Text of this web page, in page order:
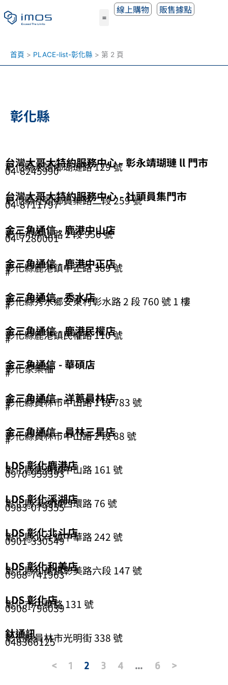
至
線上購物 販售據點
首頁 PLACE-list-彰化縣 第 2 頁
彰化縣
台灣大哥大特約服務中心 - 彰永靖瑚璉 ll 門市
彰化縣永靖鄉瑚璉路 129 號
04-8245990
台灣大哥大特約服務中心 - 社頭員集門市
彰化縣社頭鄉員集路二段 259 號
04-8711797
金三角通信 - 鹿港中山店
彰化市中山路 2 段 956 號
04-7280001
金三角通信 - 鹿港中正店
彰化縣鹿港鎮中正路 389 號
#
金三角通信 - 秀水店
彰化縣秀水鄉安東村彰水路 2 段 760 號 1 樓
#
金三角通信 - 鹿港民權店
彰化縣鹿港鎮民權路 110 號
#
金三角通信 - 華碩店
彰化家樂福
#
金三角通信 - 洋蔥員林店
彰化縣員林市中山路 1 段 783 號
#
金三角通信 - 員林三星店
彰化縣員林市中山路 2 段 88 號
#
LDS 彰化鹿港店
彰化縣鹿港鎮中山路 161 號
0970-959393
LDS 彰化溪湖店
彰化縣溪湖鎮西環路 76 號
0983-079355
LDS 彰化北斗店
彰化縣北斗鎮中華路 242 號
0901-330549
LDS 彰化和美店
彰化縣和美鎮彰美路六段 147 號
0968-741963
LDS 彰化店
彰化市中華路 131 號
0908-796039
鈦通訊
彰化縣員林市光明街 338 號
048366125
<
頁
面
1
頁
面
2
頁
面
3
頁
面
4 ...
頁
面
6 >